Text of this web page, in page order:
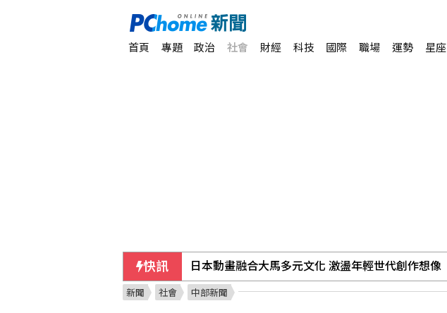
首頁 專題 政治 社會 財經 科技 國際 職場 運勢 星座
快訊
賴總統視導海軍漢光演習濱海打擊 無人機秀攻擊力
新聞 社會 中部新聞